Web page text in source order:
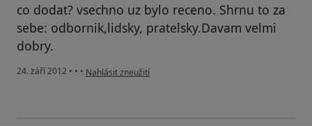
co dodat? vsechno uz bylo receno. Shrnu to za
sebe: odbornik,lidsky, pratelsky.Davam velmi
dobry.
24. září 2012 • • • podle názoru uživatele Váš účet byl odstraněn
Nahlásit zneužití